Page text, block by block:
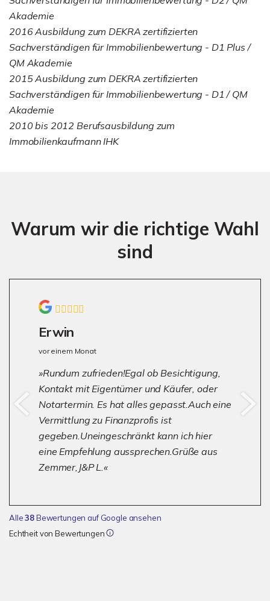
Akademie
2016 Ausbildung zum DEKRA zertifizierten
Sachverständigen für Immobilienbewertung - D1 Plus /
QM Akademie
2015 Ausbildung zum DEKRA zertifizierten
Sachverständigen für Immobilienbewertung - D1 / QM
Akademie
2010 bis 2012 Berufsausbildung zum
Immobilienkaufmann IHK
Warum wir die richtige Wahl
sind
Erwin
vor einem Monat
Rundum zufrieden!Egal ob Besichtigung,
Kontakt mit Eigentümer und Käufer, oder
Notartermin. Es hat alles gepasst.Auch eine
Vermittlung zu Finanzprofis ist
gegeben.Uneingeschränkt kann ich hier
eine Empfehlung aussprechen.Grüße aus
Zemmer,J&P L.
Alle38Bewertungen auf Google ansehen
Echtheit von Bewertungen